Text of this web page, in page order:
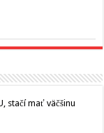
stačí mať väčšinu